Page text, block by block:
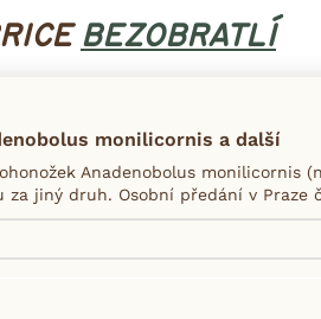
BEZOBRATLÍ
monilicornis a další
Anadenobolus monilicornis
za jiný druh. Osobní předání v Praze